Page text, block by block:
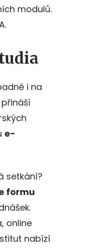
modulů.
i na
e-
setkání?
formu
online
nabízí